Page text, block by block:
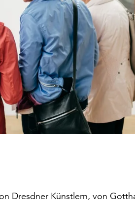
Dresdner Künstlern, von